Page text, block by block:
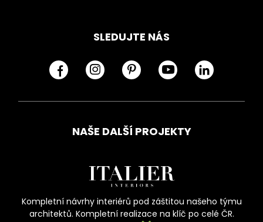
SLEDUJTE NÁS
NAŠE DALŠÍ PROJEKTY
Kompletní návrhy interiérů pod záštitou našeho týmu
architektů. Kompletní realizace na klíč po celé ČR.